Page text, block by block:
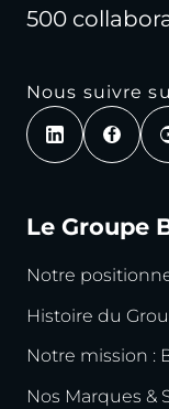
500
Nous suivre
Le Groupe
Notre
Histoire du
Notre mission :
Nos Marques &